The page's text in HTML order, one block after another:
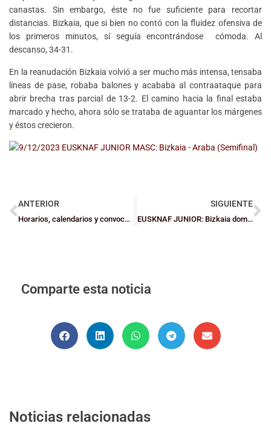
canastas. Sin embargo, éste no fue suficiente para recortar
distancias. Bizkaia, que si bien no contó con la fluidez ofensiva de
los primeros minutos, sí seguía encontrándose cómoda. Al
descanso, 34-31.
En la reanudación Bizkaia volvió a ser mucho más intensa, tensaba
líneas de pase, robaba balones y acababa al contraataque para
abrir brecha tras parcial de 13-2. El camino hacia la final estaba
marcado y hecho, ahora sólo se trataba de aguantar los márgenes
y éstos crecieron.
ANTERIOR
Horarios, calendarios y convocatorias de las selecciones Junior de Bizkaia
SIGUIENTE
EUSKNAF JUNIOR: Bizkaia domina a Nafarroa en la final (47-77) y se proclama campeona
Comparte esta noticia
Noticias relacionadas